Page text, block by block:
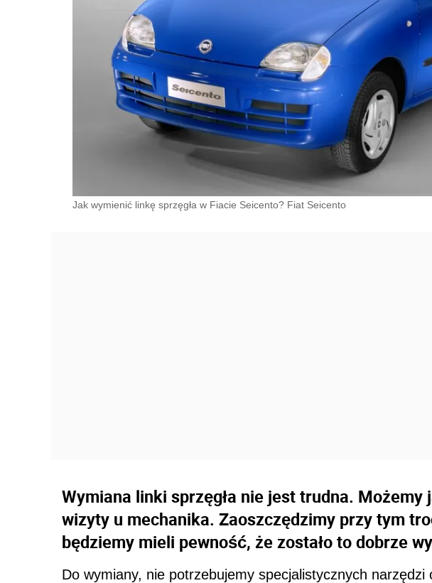
Jak wymienić linkę sprzęgła w Fiacie Seicento? Fiat Seicento
Wymiana linki sprzęgła nie jest trudna. Możemy
wizyty u mechanika. Zaoszczędzimy przy tym
będziemy mieli pewność, że zostało to dobrze
Do wymiany, nie potrzebujemy specjalistycznych narzędzi